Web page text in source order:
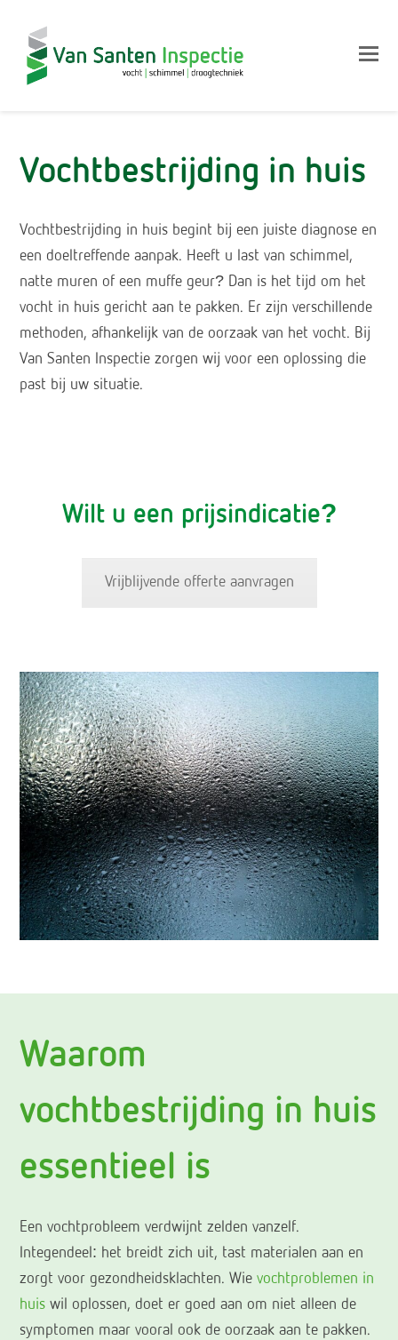
Vochtbestrijding in huis
Vochtbestrijding in huis begint bij een juiste diagnose en
een doeltreffende aanpak. Heeft u last van schimmel,
natte muren of een muffe geur? Dan is het tijd om het
vocht in huis gericht aan te pakken. Er zijn verschillende
methoden, afhankelijk van de oorzaak van het vocht. Bij
Van Santen Inspectie zorgen wij voor een oplossing die
past bij uw situatie.
Wilt u een prijsindicatie?
Vrijblijvende offerte aanvragen
Waarom
vochtbestrijding in huis
essentieel is
Een vochtprobleem verdwijnt zelden vanzelf.
Integendeel: het breidt zich uit, tast materialen aan en
zorgt voor gezondheidsklachten. Wievochtproblemen in
huis wil oplossen, doet er goed aan om niet alleen de
symptomen maar vooral ook de oorzaak aan te pakken.